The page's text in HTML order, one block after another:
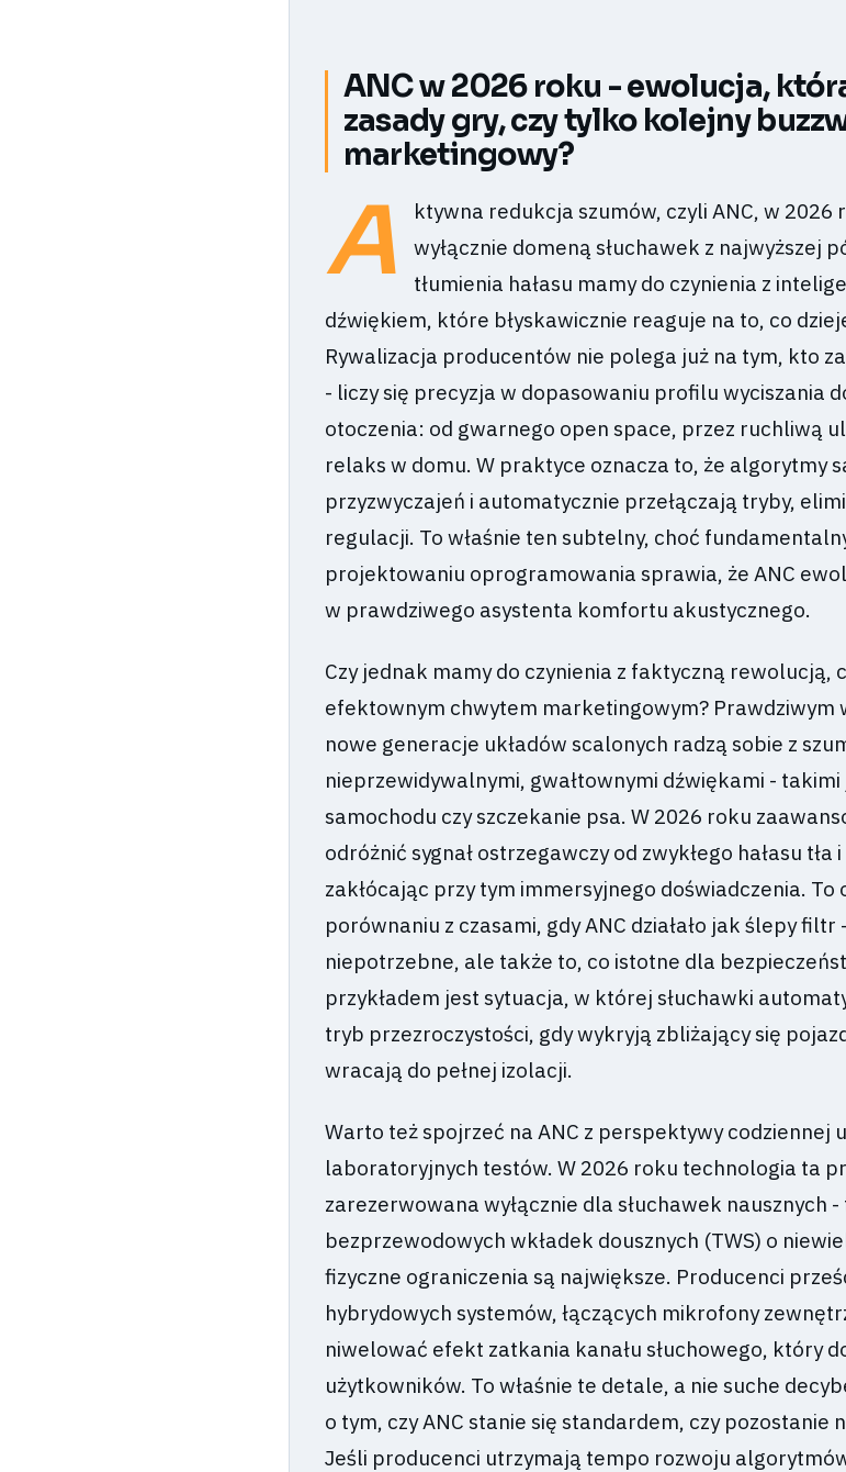
ANC w 2026 roku - ewolucja,
zasady gry, czy tylko kolejny
marketingowy?
A
ktywna redukcja szumów, czyli ANC, w 2026
wyłącznie domeną słuchawek z najwyższej
tłumienia hałasu mamy do czynienia z
dźwiękiem, które błyskawicznie reaguje na to, co
Rywalizacja producentów nie polega już na tym, kto
- liczy się precyzja w dopasowaniu profilu wyciszania
otoczenia: od gwarnego open space, przez ruchliwą
relaks w domu. W praktyce oznacza to, że algorytmy
przyzwyczajeń i automatycznie przełączają tryby,
regulacji. To właśnie ten subtelny, choć
projektowaniu oprogramowania sprawia, że ANC
w prawdziwego asystenta komfortu akustycznego.
Czy jednak mamy do czynienia z faktyczną rewolucją,
efektownym chwytem marketingowym? Prawdziwym
nowe generacje układów scalonych radzą sobie z
nieprzewidywalnymi, gwałtownymi dźwiękami -
samochodu czy szczekanie psa. W 2026 roku
odróżnić sygnał ostrzegawczy od zwykłego hałasu tła
zakłócając przy tym immersyjnego doświadczenia.
porównaniu z czasami, gdy ANC działało jak ślepy filtr
niepotrzebne, ale także to, co istotne dla
przykładem jest sytuacja, w której słuchawki
tryb przezroczystości, gdy wykryją zbliżający się
wracają do pełnej izolacji.
Warto też spojrzeć na ANC z perspektywy codziennej
laboratoryjnych testów. W 2026 roku technologia ta
zarezerwowana wyłącznie dla słuchawek nausznych
bezprzewodowych wkładek dousznych (TWS) o
fizyczne ograniczenia są największe. Producenci
hybrydowych systemów, łączących mikrofony
niwelować efekt zatkania kanału słuchowego, który
użytkowników. To właśnie te detale, a nie suche
o tym, czy ANC stanie się standardem, czy pozostanie
Jeśli producenci utrzymają tempo rozwoju